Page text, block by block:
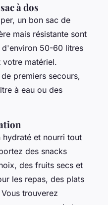
à dos
un bon sac de
mais résistante sont
d'environ 50-60 litres
matériel.
premiers secours,
à eau ou des
hydraté et nourri tout
des snacks
des fruits secs et
les repas, des plats
trouverez